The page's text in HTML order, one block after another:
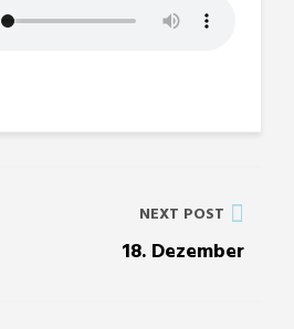
NEXT POST
18. Dezember